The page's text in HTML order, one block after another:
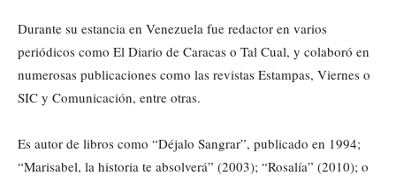
Durante su estancia en Venezuela fue redactor en varios
periódicos como El Diario de Caracas o Tal Cual, y colaboró en
numerosas publicaciones como las revistas Estampas, Viernes o
SIC y Comunicación, entre otras.
Es autor de libros como “Déjalo Sangrar”, publicado en 1994;
“Marisabel, la historia te absolverá” (2003); “Rosalía” (2010); o